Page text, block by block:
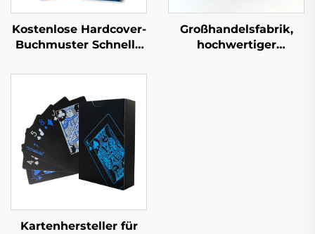
Kostenlose Hardcover-
Buchmuster Schnelle
Buchdruck
Hardcover-Buch-Set-
Druck
Großhandelsfabrik,
hochwertiger
Kartenhersteller für